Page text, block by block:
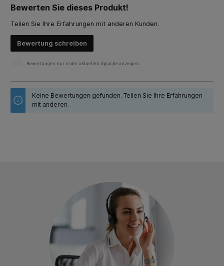
Durchschnittliche Bewertung von 0 von 5 Sternen
Bewerten Sie dieses Produkt!
Teilen Sie Ihre Erfahrungen mit anderen Kunden.
Bewertung schreiben
Bewertungen nur in der aktuellen Sprache anzeigen.
Keine Bewertungen gefunden. Teilen Sie Ihre Erfahrungen
mit anderen.